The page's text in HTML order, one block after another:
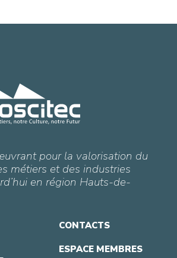
pour la valorisation du
métiers et des industries
en région Hauts-de-
CONTACTS
ESPACE MEMBRES